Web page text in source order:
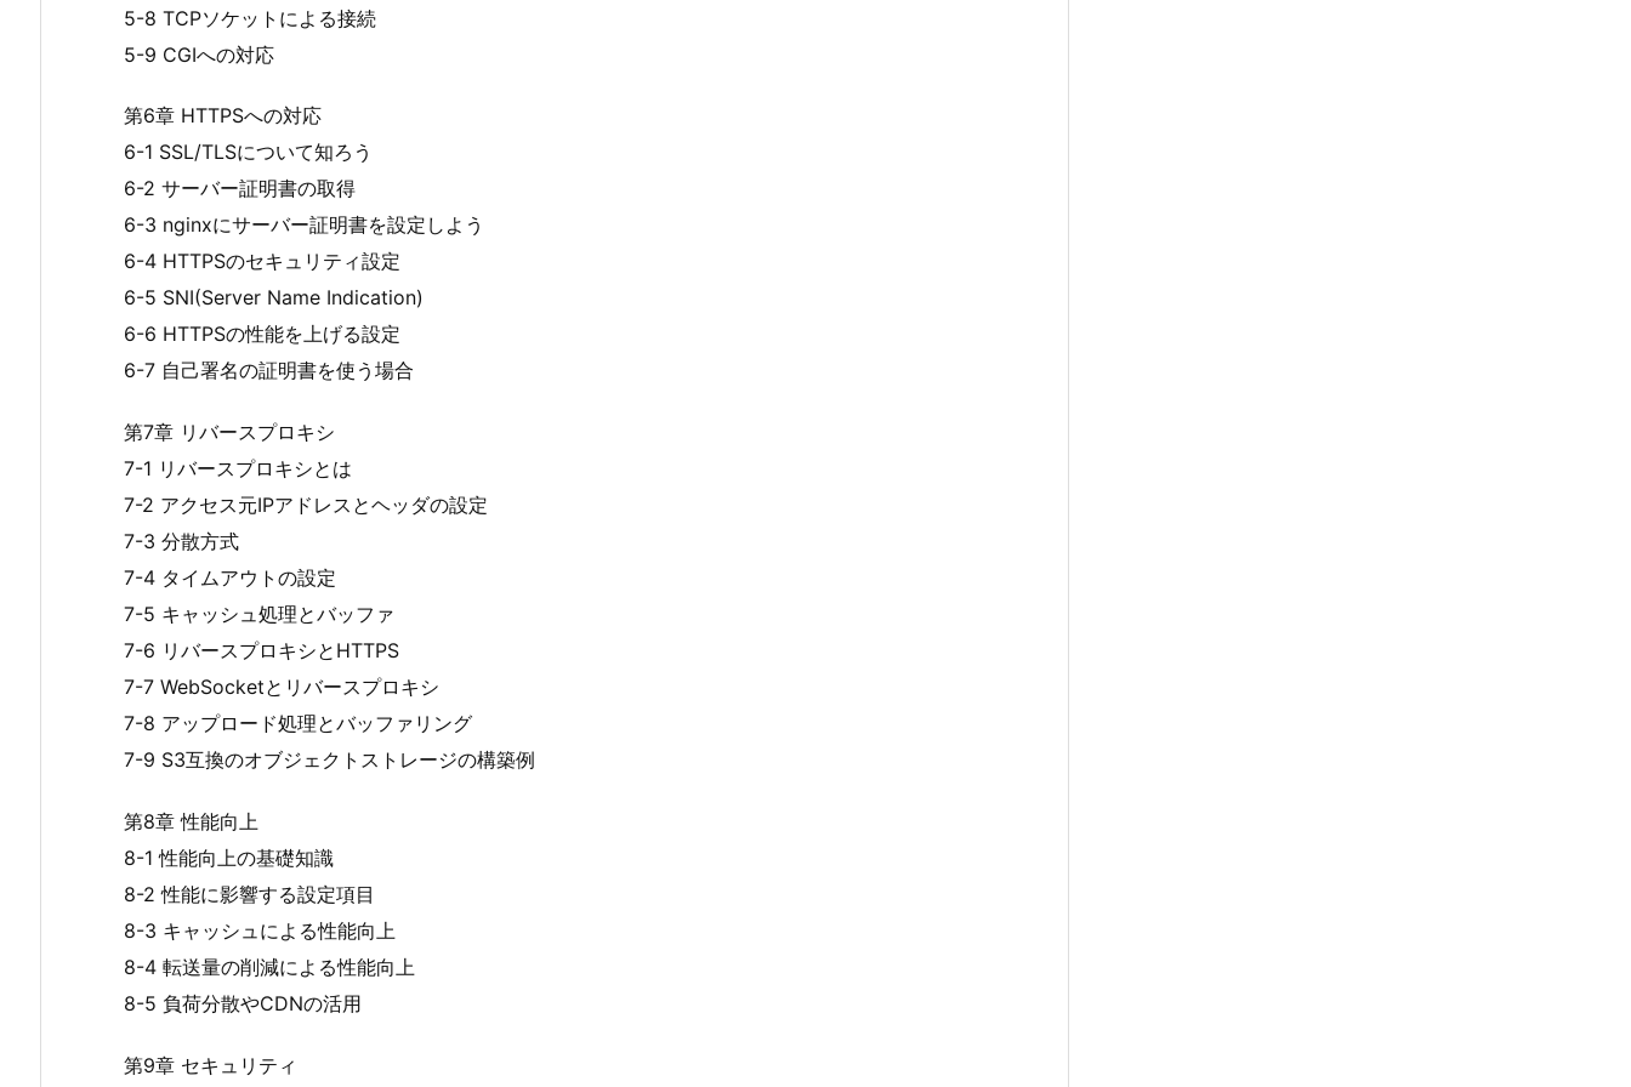
5-8 TCPソケットによる接続
5-9 CGIへの対応
第6章 HTTPSへの対応
6-1 SSL/TLSについて知ろう
6-2 サーバー証明書の取得
6-3 nginxにサーバー証明書を設定しよう
6-4 HTTPSのセキュリティ設定
6-5 SNI(Server Name Indication)
6-6 HTTPSの性能を上げる設定
6-7 自己署名の証明書を使う場合
第7章 リバースプロキシ
7-1 リバースプロキシとは
7-2 アクセス元IPアドレスとヘッダの設定
7-3 分散方式
7-4 タイムアウトの設定
7-5 キャッシュ処理とバッファ
7-6 リバースプロキシとHTTPS
7-7 WebSocketとリバースプロキシ
7-8 アップロード処理とバッファリング
7-9 S3互換のオブジェクトストレージの構築例
第8章 性能向上
8-1 性能向上の基礎知識
8-2 性能に影響する設定項目
8-3 キャッシュによる性能向上
8-4 転送量の削減による性能向上
8-5 負荷分散やCDNの活用
第9章 セキュリティ